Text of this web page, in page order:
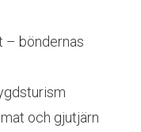
– böndernas
och gjutjärn